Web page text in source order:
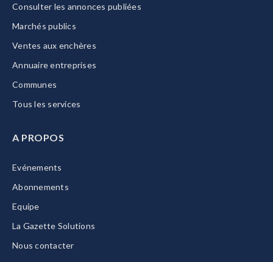
Consulter les annonces publiées
Marchés publics
Ventes aux enchères
Annuaire entreprises
Communes
Tous les services
A PROPOS
Evénements
Abonnements
Equipe
La Gazette Solutions
Nous contacter